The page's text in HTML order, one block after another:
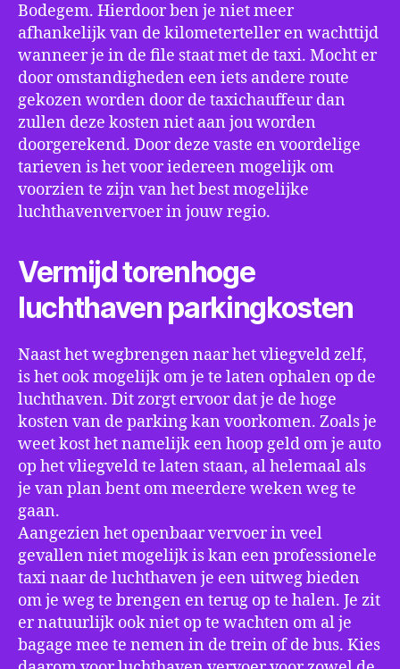
Bodegem. Hierdoor ben je niet meer
afhankelijk van de kilometerteller en wachttijd
wanneer je in de file staat met de taxi. Mocht er
door omstandigheden een iets andere route
gekozen worden door de taxichauffeur dan
zullen deze kosten niet aan jou worden
doorgerekend. Door deze vaste en voordelige
tarieven is het voor iedereen mogelijk om
voorzien te zijn van het best mogelijke
luchthavenvervoer in jouw regio.
Vermijd torenhoge
luchthaven parkingkosten
Naast het wegbrengen naar het vliegveld zelf,
is het ook mogelijk om je te laten ophalen op de
luchthaven. Dit zorgt ervoor dat je de hoge
kosten van de parking kan voorkomen. Zoals je
weet kost het namelijk een hoop geld om je auto
op het vliegveld te laten staan, al helemaal als
je van plan bent om meerdere weken weg te
gaan.
Aangezien het openbaar vervoer in veel
gevallen niet mogelijk is kan een professionele
taxi naar de luchthaven je een uitweg bieden
om je weg te brengen en terug op te halen. Je zit
er natuurlijk ook niet op te wachten om al je
bagage mee te nemen in de trein of de bus. Kies